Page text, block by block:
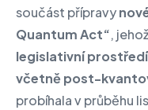
součást přípravy
Quantum Act“, jehož
legislativní
včetně post-
probíhala v průběhu